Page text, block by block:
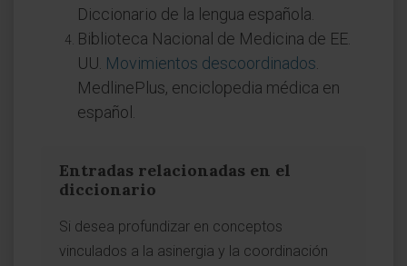
Diccionario de la lengua española.
Biblioteca Nacional de Medicina de EE.
UU. Movimientos descoordinados
MedlinePlus, enciclopedia médica en
español.
Entradas relacionadas en el
diccionario
Si desea profundizar en conceptos
vinculados a la asinergia y la coordinación